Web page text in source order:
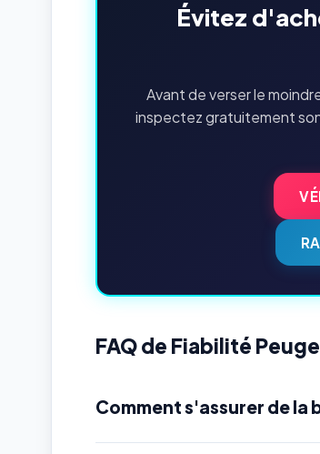
Évitez
Avant de verser le
inspectez gratuitement
FAQ de Fiabilité
Comment s'assurer de la